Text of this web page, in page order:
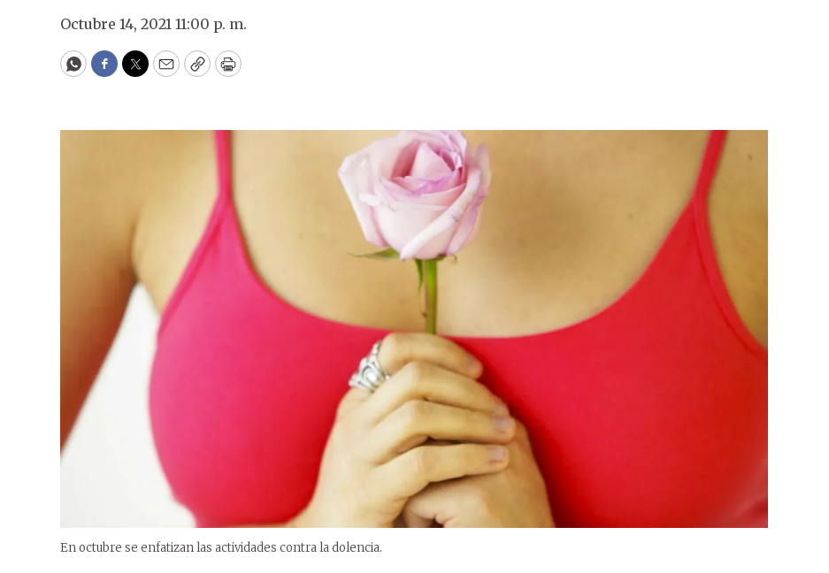
Octubre 14, 2021 11:00 p. m.
WhatsApp
Facebook
Twitter
EmailCopyPrint
En octubre se enfatizan las actividades contra la dolencia.